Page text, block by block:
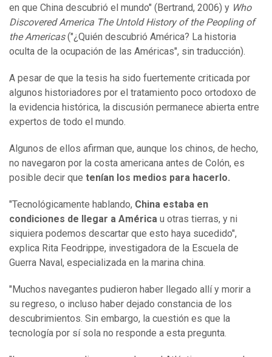
en que China descubrió el mundo" (Bertrand, 2006) y Who
Discovered America The Untold History of the Peopling of
the Americas("¿Quién descubrió América? La historia
oculta de la ocupación de las Américas", sin traducción).
A pesar de que la tesis ha sido fuertemente criticada por
algunos historiadores por el tratamiento poco ortodoxo de
la evidencia histórica, la discusión permanece abierta entre
expertos de todo el mundo.
Algunos de ellos afirman que, aunque los chinos, de hecho,
no navegaron por la costa americana antes de Colón, es
posible decir que tenían los medios para hacerlo.
"Tecnológicamente hablando, China estaba en
condiciones de llegar a América u otras tierras, y ni
siquiera podemos descartar que esto haya sucedido",
explica Rita Feodrippe, investigadora de la Escuela de
Guerra Naval, especializada en la marina china.
"Muchos navegantes pudieron haber llegado allí y morir a
su regreso, o incluso haber dejado constancia de los
descubrimientos. Sin embargo, la cuestión es que la
tecnología por sí sola no responde a esta pregunta.